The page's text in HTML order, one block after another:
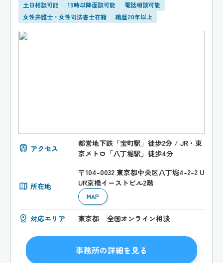
土日相談可能 19時以降面談可能
電話相談可能
女性弁護士・女性司法書士在籍
職歴20年以上
アクセス
都営地下鉄「宝町駅」徒歩2分 / JR・東
京メトロ「八丁堀駅」徒歩4分
所在地
〒104-0032 東京都中央区八丁堀4-2-2 U
UR京橋イーストビル2階
MAP
対応エリア 東京都 全国オンライン相談
事務所の詳細を見る